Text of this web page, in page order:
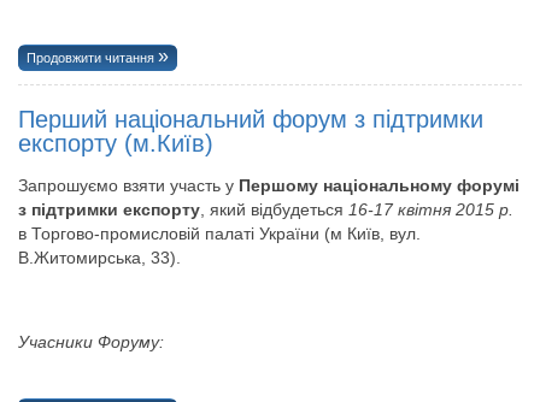
Продовжити читання
Перший національний форум з підтримки
експорту (м.Київ)
Запрошуємо взяти участь у Першому національному форумі
з підтримки експорту , який відбудеться 16-17 квітня 2015 р.
в Торгово-промисловій палаті України (м Київ, вул.
В.Житомирська, 33).
Учасники Форуму: